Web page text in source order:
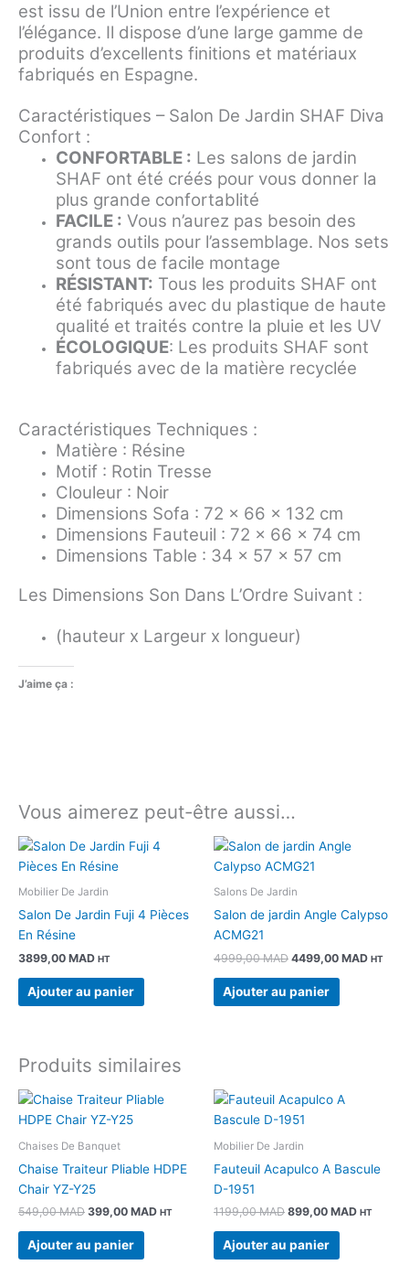
est issu de l’Union entre l’expérience et
l’élégance. Il dispose d’une large gamme de
produits d’excellents finitions et matériaux
fabriqués en Espagne.
Caractéristiques – Salon De Jardin SHAF Diva
Confort :
CONFORTABLE : Les salons de jardin
SHAF ont été créés pour vous donner la
plus grande confortablité
FACILE : Vous n’aurez pas besoin des
grands outils pour l’assemblage. Nos sets
sont tous de facile montage
RÉSISTANT: Tous les produits SHAF ont
été fabriqués avec du plastique de haute
qualité et traités contre la pluie et les UV
ÉCOLOGIQUE: Les produits SHAF sont
fabriqués avec de la matière recyclée
Caractéristiques Techniques :
Matière : Résine
Motif : Rotin Tresse
Clouleur : Noir
Dimensions Sofa : 72 x 66 x 132 cm
Dimensions Fauteuil : 72 x 66 x 74 cm
Dimensions Table : 34 x 57 x 57 cm
Les Dimensions Son Dans L’Ordre Suivant :
(hauteur x Largeur x longueur)
J’aime ça :
Vous aimerez peut-être aussi…
Mobilier De Jardin
Salon De Jardin Fuji 4 Pièces
En Résine
3899,00 MAD HT
Ajouter au panier
Salons De Jardin
Salon de jardin Angle Calypso
ACMG21
4999,00MAD
Le
initial
4999,00 MAD.
4499,00 MAD HT
Ajouter au panier
Produits similaires
Chaises De Banquet
Chaise Traiteur Pliable HDPE
Chair YZ-Y25
549,00MAD
Le
initial
549,00 MAD.
399,00 MAD
Le
399,00 MAD.
HT
Ajouter au panier
Mobilier De Jardin
Fauteuil Acapulco A Bascule
D-1951
1199,00MAD
Le
prix
initial
était :
1199,00 MAD.
899,00 MAD HT
Ajouter au panier